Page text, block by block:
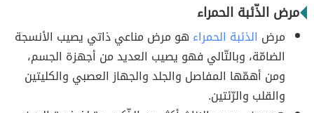
مرض الذّئبة الحمراء
مرض الذئبة الحمراء هو مرض مناعي ذاتي يصيب الأنسجة
الضامّة، وبالتّالي فهو يصيب العديد من أجهزة الجسم،
ومن أهمّها المفاصل والجلد والجهاز العصبي والكليتين
والقلب والرّئتين.